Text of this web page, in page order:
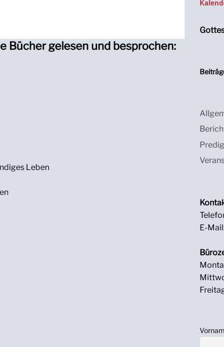
Bücher gelesen und besprochen:
Leben
E-